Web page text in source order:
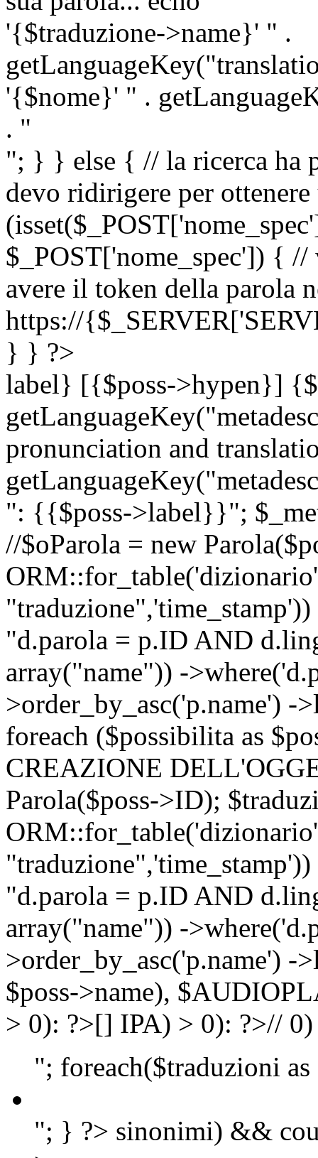
'{$traduzione->name}' " .
'{$nome}' " .
. "
"; } } else { // la ricerca ha
devo ridirigere per
$_POST['nome_spec']) {
avere il token della parola
https://
} } ?>
label} [{$poss->hypen}]
pronunciation and
": {{$poss->label}}";
//$oParola = new
"d.parola = p.ID AND
array("name")) -
>order_by_asc('p.name')
foreach ($possibilita as
CREAZIONE
Parola($poss->ID);
"d.parola = p.ID AND
array("name")) -
>order_by_asc('p.name')
$poss->name),
> 0): ?>[] IPA) > 0): ?>//
"; foreach($traduzioni
"; } ?> sinonimi) &&